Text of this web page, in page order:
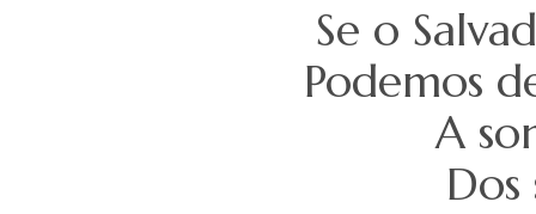
Se o
Podemos
A
Dos